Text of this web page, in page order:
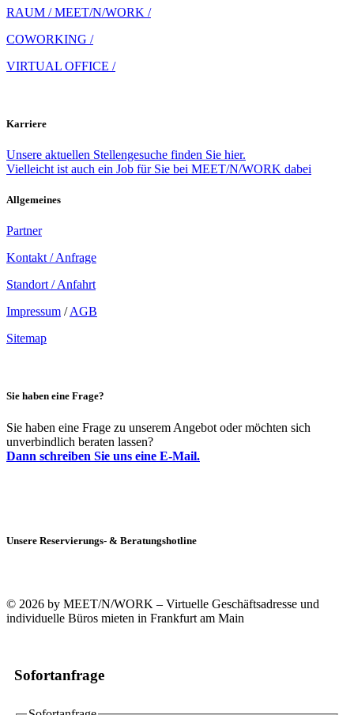
RAUM / MEET/N/WORK /
COWORKING /
VIRTUAL OFFICE /
Karriere
Unsere aktuellen Stellengesuche finden Sie hier.
Vielleicht ist auch ein Job für Sie bei MEET/N/WORK dabei
Allgemeines
Partner
Kontakt / Anfrage
Standort / Anfahrt
Impressum /AGB
Sitemap
Sie haben eine Frage?
Sie haben eine Frage zu unserem Angebot oder möchten sich
unverbindlich beraten lassen?
Dann schreiben Sie uns eine E-Mail.
Unsere Reservierungs- & Beratungshotline
© 2026 by MEET/N/WORK – Virtuelle Geschäftsadresse und
individuelle Büros mieten in Frankfurt am Main
Sofortanfrage